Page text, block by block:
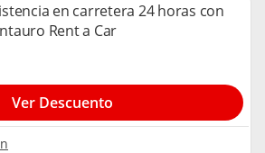
en carretera 24 horas con
Rent a Car
Ver Descuento